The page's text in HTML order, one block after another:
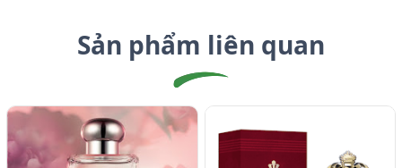
Sản phẩm liên quan